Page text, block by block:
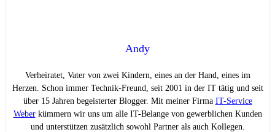
Andy
Verheiratet, Vater von zwei Kindern, eines an der Hand, eines im
Herzen. Schon immer Technik-Freund, seit 2001 in der IT tätig und seit
über 15 Jahren begeisterter Blogger. Mit meiner Firma IT-Service
Weberkümmern wir uns um alle IT-Belange von gewerblichen Kunden
und unterstützen zusätzlich sowohl Partner als auch Kollegen.